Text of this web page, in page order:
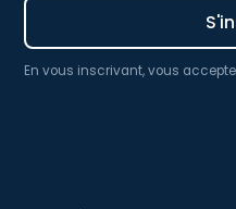
En vous inscrivant, vous